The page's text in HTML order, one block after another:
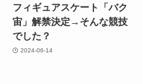
フィギュアスケート「バク
宙」解禁決定→そんな競技
でした？
2024-06-14